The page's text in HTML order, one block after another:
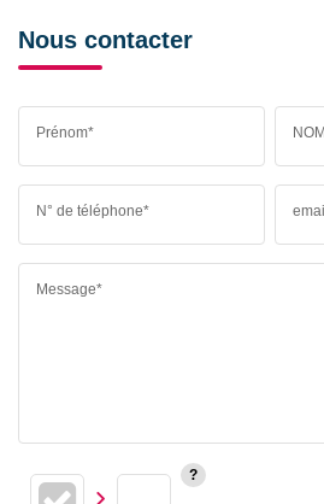
Nous contacter
Prénom*
N° de téléphone*
Message*